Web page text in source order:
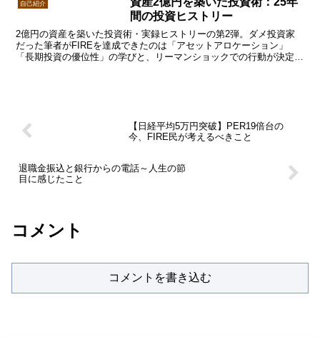
自己紹介
間の投資ヒストリー
2億円の資産を築いた投資術・実録ヒストリーの第2弾。ダメ投資家
だった筆者がFIREを達成できたのは「アセットアロケーション」
「長期投資の優位性」の学びと、リーマンショックでの行動が決定打
【日経平均5万円突破】PER19倍台の
今、FIRE民が考えるべきこと
退職金振込と銀行からの電話～人生の節
目に感じたこと
コメント
コメントを書き込む